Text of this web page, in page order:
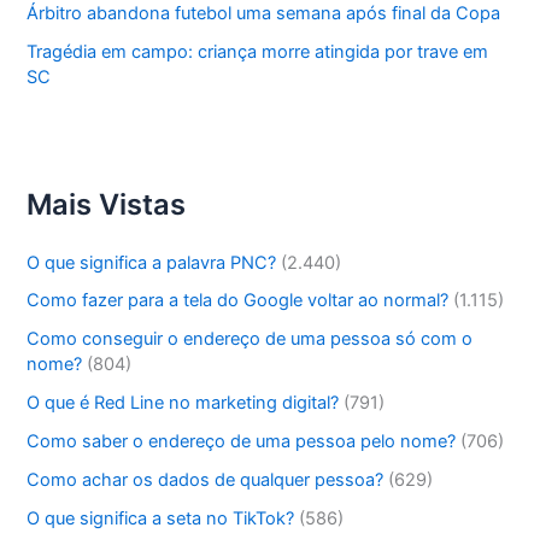
Árbitro abandona futebol uma semana após final da Copa
Tragédia em campo: criança morre atingida por trave em
SC
Mais Vistas
O que significa a palavra PNC? (2.440)
Como fazer para a tela do Google voltar ao normal? (1.115)
Como conseguir o endereço de uma pessoa só com o
nome? (804)
O que é Red Line no marketing digital? (791)
Como saber o endereço de uma pessoa pelo nome? (706)
Como achar os dados de qualquer pessoa? (629)
O que significa a seta no TikTok? (586)